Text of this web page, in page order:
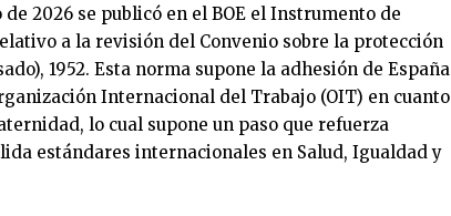
de 2026 se publicó en el BOE el Instrumento de
a la revisión del Convenio sobre la protección
1952. Esta norma supone la adhesión de España
Internacional del Trabajo (OIT) en cuanto
lo cual supone un paso que refuerza
estándares internacionales en Salud, Igualdad y